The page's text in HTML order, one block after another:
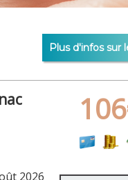
Plus d'infos sur
2026